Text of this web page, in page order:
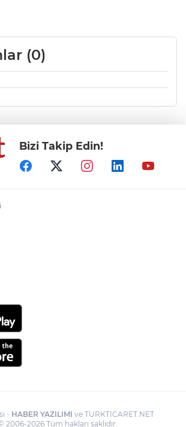
(0)
Bizi Takip Edin!
- HABER YAZILIMI ve TURKTICARET.NET
2026 Tüm hakları saklıdır.